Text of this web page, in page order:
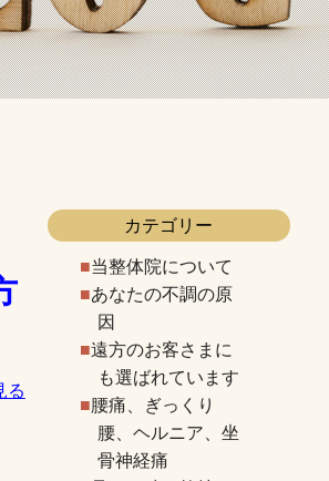
る
カテゴリー
当整体院について
あなたの不調の原
因
遠方のお客さまに
も選ばれています
腰痛、ぎっくり
腰、ヘルニア、坐
骨神経痛